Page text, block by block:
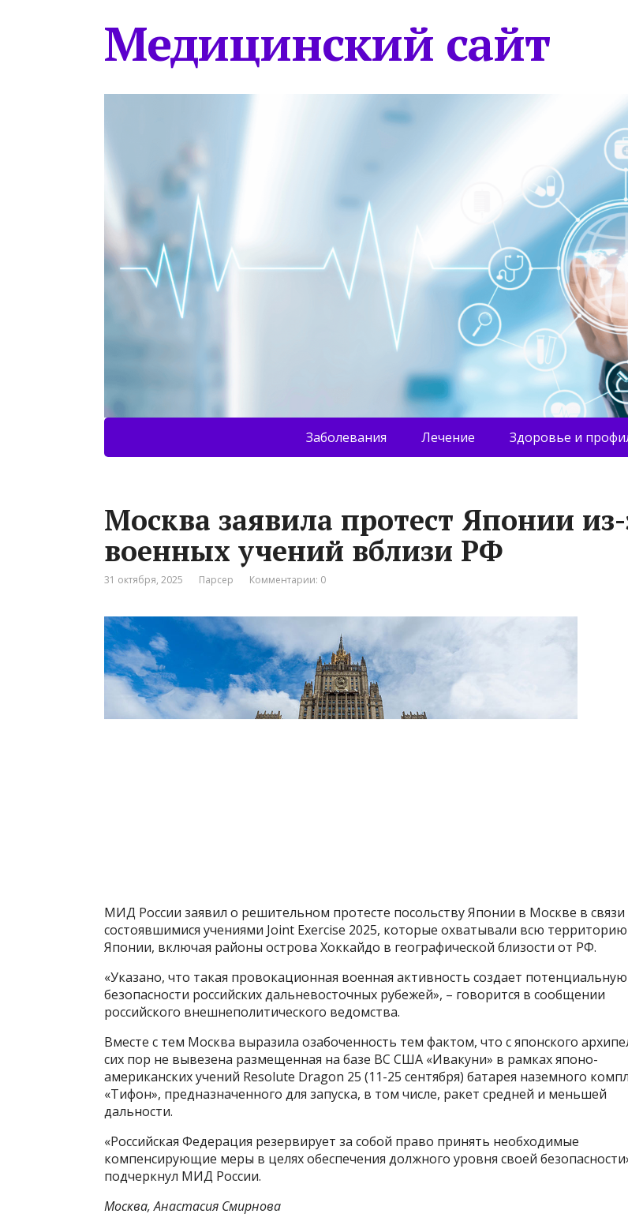
Медицинский сайт
Заболевания Лечение Здоровье и
Москва заявила протест Японии из-
военных учений вблизи РФ
31 октября, 2025 Парсер Комментарии: 0
МИД России заявил о решительном протесте посольству Японии в Москве в связи
состоявшимися учениями Joint Exercise 2025, которые охватывали всю территорию
Японии, включая районы острова Хоккайдо в географической близости от РФ.
«Указано, что такая провокационная военная активность создает потенциальную
безопасности российских дальневосточных рубежей», – говорится в сообщении
российского внешнеполитического ведомства.
Вместе с тем Москва выразила озабоченность тем фактом, что с японского
сих пор не вывезена размещенная на базе ВС США «Ивакуни» в рамках японо-
американских учений Resolute Dragon 25 (11-25 сентября) батарея наземного
«Тифон», предназначенного для запуска, в том числе, ракет средней и меньшей
дальности.
«Российская Федерация резервирует за собой право принять необходимые
компенсирующие меры в целях обеспечения должного уровня своей
подчеркнул МИД России.
Москва, Анастасия Смирнова